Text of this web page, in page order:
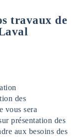
travaux de
des
vous sera
présentation des
aux besoins des